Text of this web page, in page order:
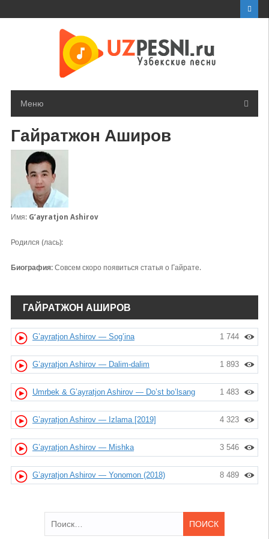
Меню
Гайратжон Аширов
Имя: G’ayratjon Ashirov
Родился (лась):
Биография: Совсем скоро появиться статья о Гайрате.
ГАЙРАТЖОН АШИРОВ
1 744
G’ayratjon Ashirov — Sog’ina
1 893
G’ayratjon Ashirov — Dalim-dalim
1 483
Umrbek & G’ayratjon Ashirov — Do’st bo’lsang
4 323
G’ayratjon Ashirov — Izlama [2019]
3 546
G’ayratjon Ashirov — Mishka
8 489
G’ayratjon Ashirov — Yonomon (2018)